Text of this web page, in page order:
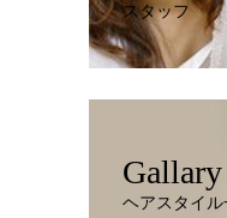
スタッフ
Gallary
ヘアスタイル